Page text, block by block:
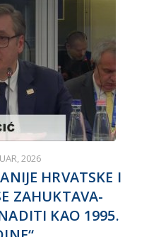
2026
HRVATSKE I
ZAHUKTAVA-
KAO 1995.